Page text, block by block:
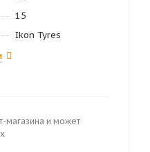
15
Ikon Tyres
магазина и может